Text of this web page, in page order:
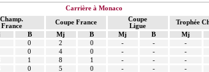
Carrière à Monaco
Champ.
France
Coupe France
Coupe
Ligue
Trophée
B Mj B Mj B Mj
0 2 0 - - -
0 4 0 - - -
1 8 1 - - -
0 5 0 - - -